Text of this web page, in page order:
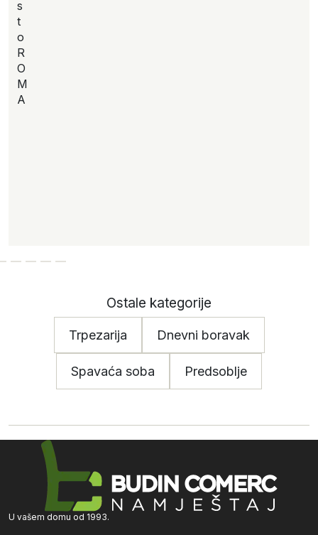
s
t
o
R
O
M
A
Ostale kategorije
Trpezarija Dnevni boravak
Spavaća soba Predsoblje
U vašem domu od 1993.